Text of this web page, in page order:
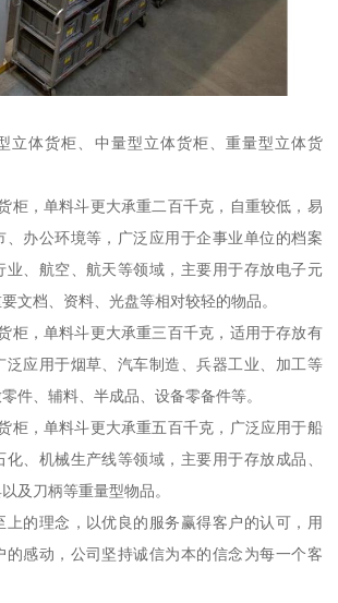
立体货柜、中量型立体货柜、重量型立体货
柜，单料斗更大承重二百千克，自重较低，易
、办公环境等，广泛应用于企事业单位的档案
业、航空、航天等领域，主要用于存放电子元
文档、资料、光盘等相对较轻的物品。
柜，单料斗更大承重三百千克，适用于存放有
泛应用于烟草、汽车制造、兵器工业、加工等
件、辅料、半成品、设备零备件等。
柜，单料斗更大承重五百千克，广泛应用于船
、机械生产线等领域，主要用于存放成品、
及刀柄等重量型物品。
上的理念，以优良的服务赢得客户的认可，用
的感动，公司坚持诚信为本的信念为每一个客